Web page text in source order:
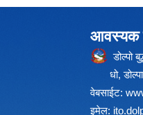
आवस्यक
डोल्पो
धो,
वेबसाईट:
इमेल: